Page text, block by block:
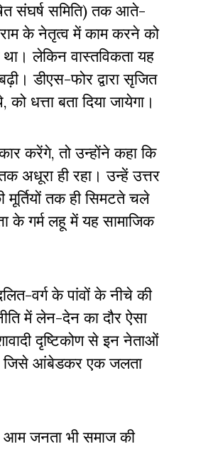
संघर्ष समिति) तक आते-
के नेतृत्व में काम करने को
लेकिन वास्तविकता यह
डीएस-फोर द्वारा सृजित
धत्ता बता दिया जायेगा।
करेंगे, तो उन्होंने कहा कि
अधूरा ही रहा। उन्हें उत्तर
तक ही सिमटते चले
के गर्म लहू में यह सामाजिक
वर्ग के पांवों के नीचे की
में लेन-देन का दौर ऐसा
दृष्टिकोण से इन नेताओं
जिसे आंबेडकर एक जलता
आम जनता भी समाज की